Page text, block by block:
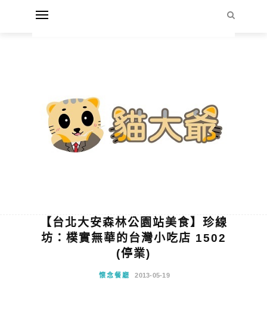
【台北大安森林公園站美食】珍線
坊：樸實無華的台灣小吃店 1502
(停業)
懷念餐廳 2013-05-19